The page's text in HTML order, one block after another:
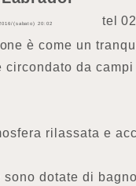
tel
(sabato) 20:02
è come un
circondato da
rilassata e
sono dotate di